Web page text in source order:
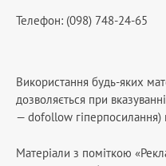
Телефон: (098) 748-24-65
Використання будь-яких
дозволяється при
— dofollow
Матеріали з поміткою